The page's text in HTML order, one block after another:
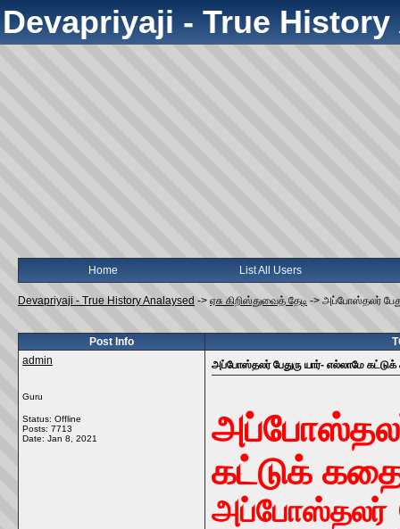
Devapriyaji - True
Home List All Users
Devapriyaji - True History Analaysed -> ஏசு கிறிஸ்துவைத் தேடி -> அப்போஸ்தலர்
Post Info
admin
Guru
Status: Offline
Posts: 7713
Date: Jan 8, 2021
அப்போஸ்தலர் பேதுரு யார்- எல்லாமே
கட்டுக்
அப்போஸ்தலர்